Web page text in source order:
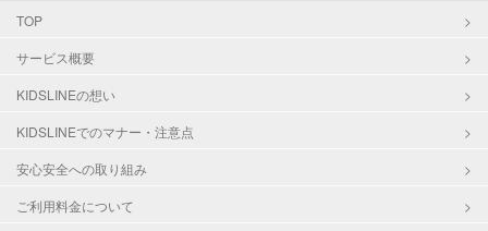
TOP
サービス概要
KIDSLINEの想い
KIDSLINEでのマナー・注意点
安心安全への取り組み
ご利用料金について